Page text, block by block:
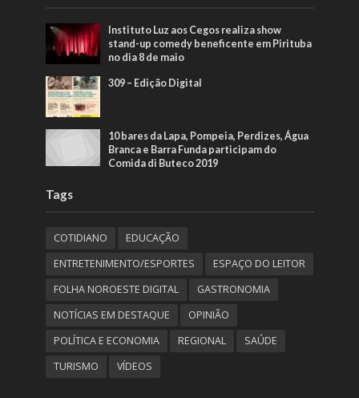
Instituto Luz aos Cegos realiza show
stand-up comedy beneficente em Pirituba
no dia 8 de maio
309 – Edição Digital
10 bares da Lapa, Pompeia, Perdizes, Água
Branca e Barra Funda participam do
Comida di Buteco 2019
Tags
COTIDIANO
EDUCAÇÃO
ENTRETENIMENTO/ESPORTES
ESPAÇO DO LEITOR
FOLHA NOROESTE DIGITAL
GASTRONOMIA
NOTÍCIAS EM DESTAQUE
OPINIÃO
POLÍTICA E ECONOMIA
REGIONAL
SAÚDE
TURISMO
VÍDEOS